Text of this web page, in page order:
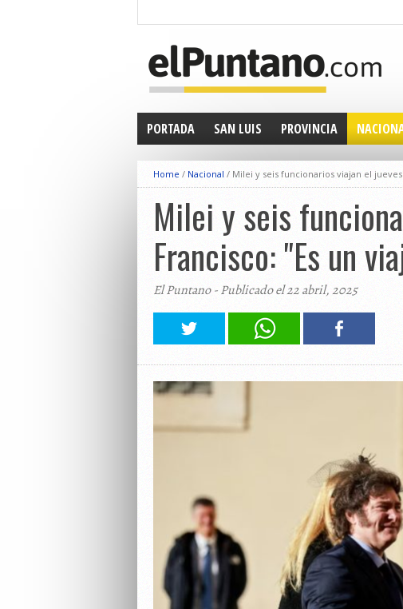
PORTADA SAN LUIS PROVINCIA
Home / Nacional / Milei y seis funcionarios viajan el
Milei y seis
Francisco: "Es un
El Puntano - Publicado el 22 abril, 2025